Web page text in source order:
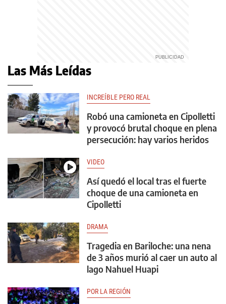
Las Más Leídas
INCREÍBLE PERO REAL
Robó una camioneta en Cipolletti
y provocó brutal choque en plena
persecución: hay varios heridos
VIDEO
Así quedó el local tras el fuerte
choque de una camioneta en
Cipolletti
DRAMA
Tragedia en Bariloche: una nena
de 3 años murió al caer un auto al
lago Nahuel Huapi
POR LA REGIÓN